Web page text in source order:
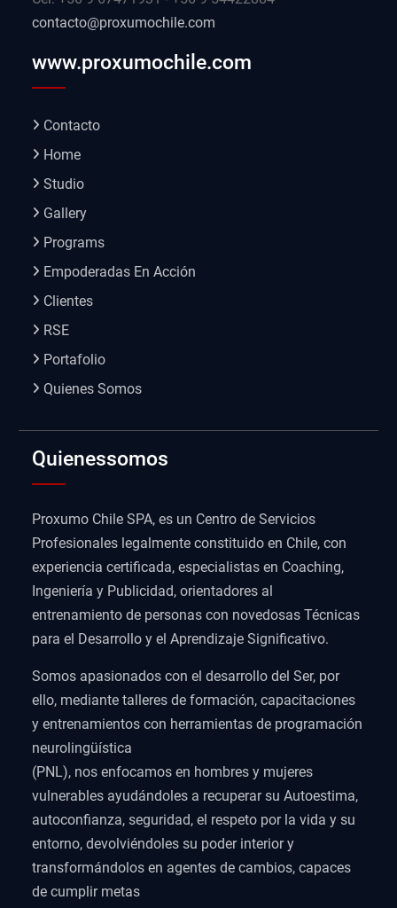
contacto@proxumochile.com
www.proxumochile.com
Contacto
Home
Studio
Gallery
Programs
Empoderadas En Acción
Clientes
RSE
Portafolio
Quienes Somos
Quienessomos
Proxumo Chile SPA, es un Centro de Servicios
Profesionales legalmente constituido en Chile, con
experiencia certificada, especialistas en Coaching,
Ingeniería y Publicidad, orientadores al
entrenamiento de personas con novedosas Técnicas
para el Desarrollo y el Aprendizaje Significativo.
Somos apasionados con el desarrollo del Ser, por
ello, mediante talleres de formación, capacitaciones
y entrenamientos con herramientas de programación
neurolingüística
(PNL), nos enfocamos en hombres y mujeres
vulnerables ayudándoles a recuperar su Autoestima,
autoconfianza, seguridad, el respeto por la vida y su
entorno, devolviéndoles su poder interior y
transformándolos en agentes de cambios, capaces
de cumplir metas